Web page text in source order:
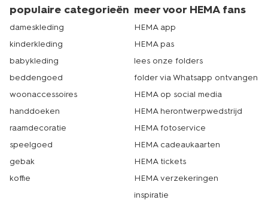
populaire categorieën
dameskleding
kinderkleding
babykleding
beddengoed
woonaccessoires
handdoeken
raamdecoratie
speelgoed
gebak
koffie
meer voor HEMA fans
HEMA app
HEMA pas
lees onze folders
folder via Whatsapp ontvangen
HEMA op social media
HEMA herontwerpwedstrijd
HEMA fotoservice
HEMA cadeaukaarten
HEMA tickets
HEMA verzekeringen
inspiratie